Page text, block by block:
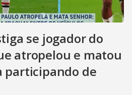
se jogador do
atropelou e matou
participando de